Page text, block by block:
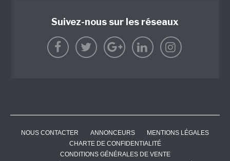
Suivez-nous sur les réseaux
NOUS CONTACTER ANNONCEURS
MENTIONS LÉGALES
CHARTE DE CONFIDENTIALITÉ
CONDITIONS GÉNÉRALES DE VENTE